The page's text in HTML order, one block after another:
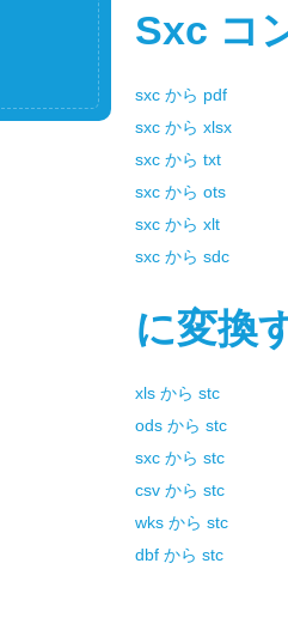
Sxc コ
sxc から pdf
sxc から xlsx
sxc から txt
sxc から ots
sxc から xlt
sxc から sdc
に変換
xls から stc
ods から stc
sxc から stc
csv から stc
wks から stc
dbf から stc